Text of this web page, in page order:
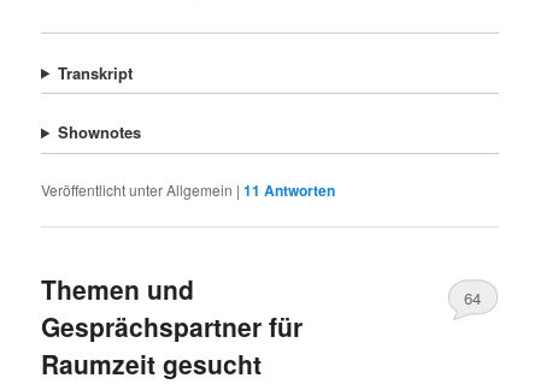
Transkript
Shownotes
Veröffentlicht unterAllgemein |11 Antworten
Themen und
Gesprächspartner für
Raumzeit gesucht
64